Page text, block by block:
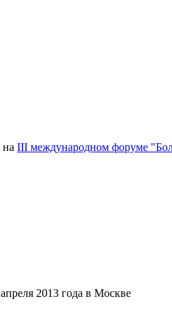
III международном форуме
2013 года в Москве